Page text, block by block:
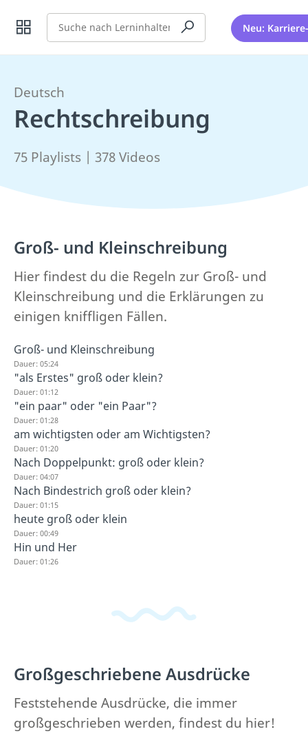
Suche Neu:
Deutsch
Rechtschreibung
75 Playlists | 378 Videos
Groß- und Kleinschreibung
Hier findest du die Regeln zur Groß- und
Kleinschreibung und die Erklärungen zu
einigen kniffligen Fällen.
Groß- und Kleinschreibung
Dauer: 05:24
"als Erstes" groß oder klein?
Dauer: 01:12
"ein paar" oder "ein Paar"?
Dauer: 01:28
am wichtigsten oder am Wichtigsten?
Dauer: 01:20
Nach Doppelpunkt: groß oder klein?
Dauer: 04:07
Nach Bindestrich groß oder klein?
Dauer: 01:15
heute groß oder klein
Dauer: 00:49
Hin und Her
Dauer: 01:26
Großgeschriebene Ausdrücke
Feststehende Ausdrücke, die immer
großgeschrieben werden, findest du hier!